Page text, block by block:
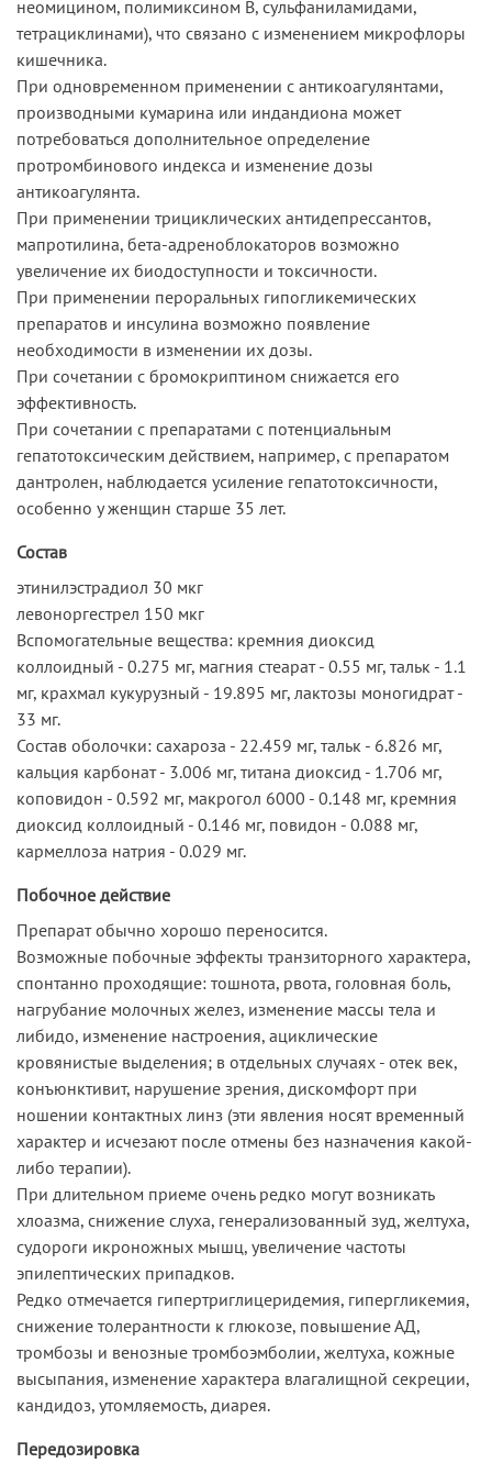
неомицином, полимиксином В, сульфаниламидами,
тетрациклинами), что связано с изменением микрофлоры
кишечника.
При одновременном применении с антикоагулянтами,
производными кумарина или индандиона может
потребоваться дополнительное определение
протромбинового индекса и изменение дозы
антикоагулянта.
При применении трициклических антидепрессантов,
мапротилина, бета-адреноблокаторов возможно
увеличение их биодоступности и токсичности.
При применении пероральных гипогликемических
препаратов и инсулина возможно появление
необходимости в изменении их дозы.
При сочетании с бромокриптином снижается его
эффективность.
При сочетании с препаратами с потенциальным
гепатотоксическим действием, например, с препаратом
дантролен, наблюдается усиление гепатотоксичности,
особенно у женщин старше 35 лет.
Состав
этинилэстрадиол 30 мкг
левоноргестрел 150 мкг
Вспомогательные вещества: кремния диоксид
коллоидный - 0.275 мг, магния стеарат - 0.55 мг, тальк - 1.1
мг, крахмал кукурузный - 19.895 мг, лактозы моногидрат -
33 мг.
Состав оболочки: сахароза - 22.459 мг, тальк - 6.826 мг,
кальция карбонат - 3.006 мг, титана диоксид - 1.706 мг,
коповидон - 0.592 мг, макрогол 6000 - 0.148 мг, кремния
диоксид коллоидный - 0.146 мг, повидон - 0.088 мг,
кармеллоза натрия - 0.029 мг.
Побочное действие
Препарат обычно хорошо переносится.
Возможные побочные эффекты транзиторного характера,
спонтанно проходящие: тошнота, рвота, головная боль,
нагрубание молочных желез, изменение массы тела и
либидо, изменение настроения, ациклические
кровянистые выделения; в отдельных случаях - отек век,
конъюнктивит, нарушение зрения, дискомфорт при
ношении контактных линз (эти явления носят временный
характер и исчезают после отмены без назначения какой-
либо терапии).
При длительном приеме очень редко могут возникать
хлоазма, снижение слуха, генерализованный зуд, желтуха,
судороги икроножных мышц, увеличение частоты
эпилептических припадков.
Редко отмечается гипертриглицеридемия, гипергликемия,
снижение толерантности к глюкозе, повышение АД,
тромбозы и венозные тромбоэмболии, желтуха, кожные
высыпания, изменение характера влагалищной секреции,
кандидоз, утомляемость, диарея.
Передозировка